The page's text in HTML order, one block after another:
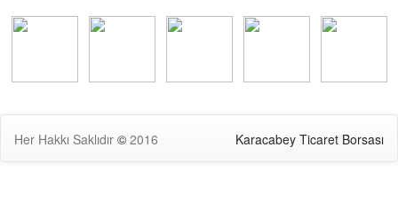
Her Hakkı Saklıdır © 2016 Karacabey Ticaret Borsası